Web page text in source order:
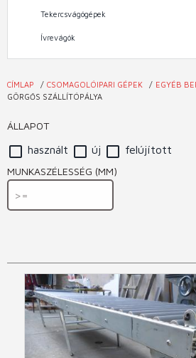
Jelenlegi
CÍMLAP CSOMAGOLÓIPARI GÉPEK
EGYÉB
GÖRGŐS SZÁLLÍTÓPÁLYA
ÁLLAPOT
használt új felújított
MUNKASZÉLESSÉG (MM)
Tekercsvágógépek
Ívrevágók